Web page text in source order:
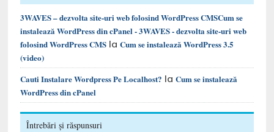
3WAVES – dezvolta site-uri web folosind WordPress CMSCum se
instalează WordPress din cPanel - 3WAVES - dezvolta site-uri web
folosind WordPress CMS laCum se instalează WordPress 3.5
(video)
Cauti Instalare Wordpress Pe Localhost? laCum se instalează
WordPress din cPanel
Întrebări și răspunsuri